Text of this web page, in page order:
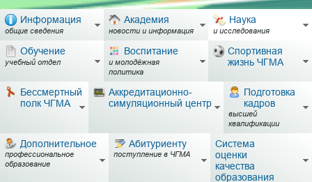
Информация
общие сведения
Академия
новости и информация
Наука
и исследования
Обучение
учебный отдел
Воспитание
и молодёжная
политика
Спортивная
жизнь ЧГМА
Бессмертный
полк ЧГМА
Аккредитационно-
симуляционный центр
Подготовка
кадров
высшей
квалификации
Дополнительное
профессиональное
образование
Абитуриенту
поступление в ЧГМА
Система
оценки
качества
образования